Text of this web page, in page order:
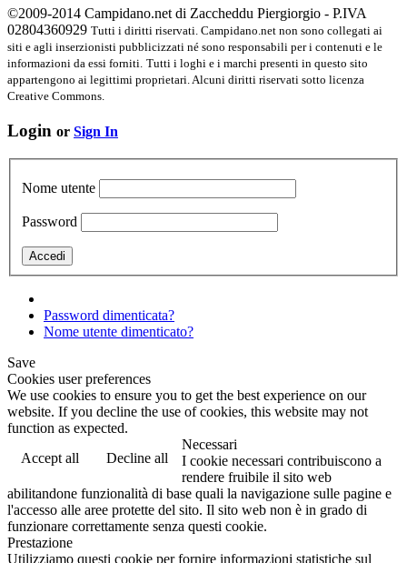
©2009-2014 Campidano.net di Zaccheddu Piergiorgio - P.IVA
02804360929 Tutti i diritti riservati. Campidano.net non sono collegati ai
siti e agli inserzionisti pubblicizzati né sono responsabili per i contenuti e le
informazioni da essi forniti. Tutti i loghi e i marchi presenti in questo sito
appartengono ai legittimi proprietari. Alcuni diritti riservati sotto licenza
Creative Commons.
Login or Sign In
Nome utente
Password
Password dimenticata?
Nome utente dimenticato?
Save
Cookies user preferences
We use cookies to ensure you to get the best experience on our
website. If you decline the use of cookies, this website may not
function as expected.
Accept all
Decline all
Necessari
I cookie necessari contribuiscono a
rendere fruibile il sito web
abilitandone funzionalità di base quali la navigazione sulle pagine e
l'accesso alle aree protette del sito. Il sito web non è in grado di
funzionare correttamente senza questi cookie.
Prestazione
Utilizziamo questi cookie per fornire informazioni statistiche sul